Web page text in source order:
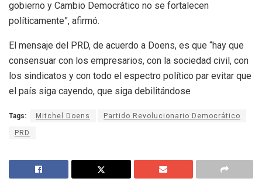
gobierno y Cambio Democrático no se fortalecen
políticamente”, afirmó.
El mensaje del PRD, de acuerdo a Doens, es que “hay que
consensuar con los empresarios, con la sociedad civil, con
los sindicatos y con todo el espectro político par evitar que
el país siga cayendo, que siga debilitándose
Tags: Mitchel Doens Partido Revolucionario Democrático
PRD